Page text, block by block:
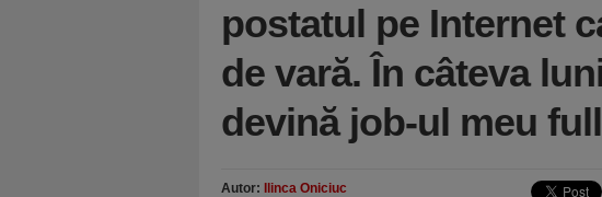
postatul pe Internet
de vară. În câteva
devină job-ul meu
Autor:
Ilinca Oniciuc